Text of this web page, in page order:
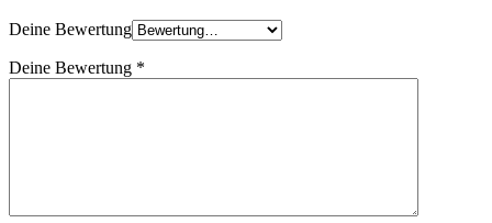
Deine Bewertung
Deine Bewertung *